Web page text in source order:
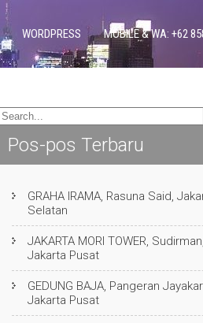
WORDPRESS MOBILE & WA: +62
Pos-pos Terbaru
GRAHA IRAMA, Rasuna Said,
Selatan
JAKARTA MORI TOWER, Sudirman,
Jakarta Pusat
GEDUNG BAJA, Pangeran
Jakarta Pusat